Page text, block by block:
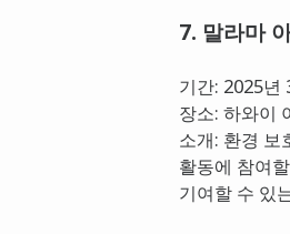
7. 말라마
기간: 2025년
장소: 하와이
소개: 환경 보
활동에 참여
기여할 수 있